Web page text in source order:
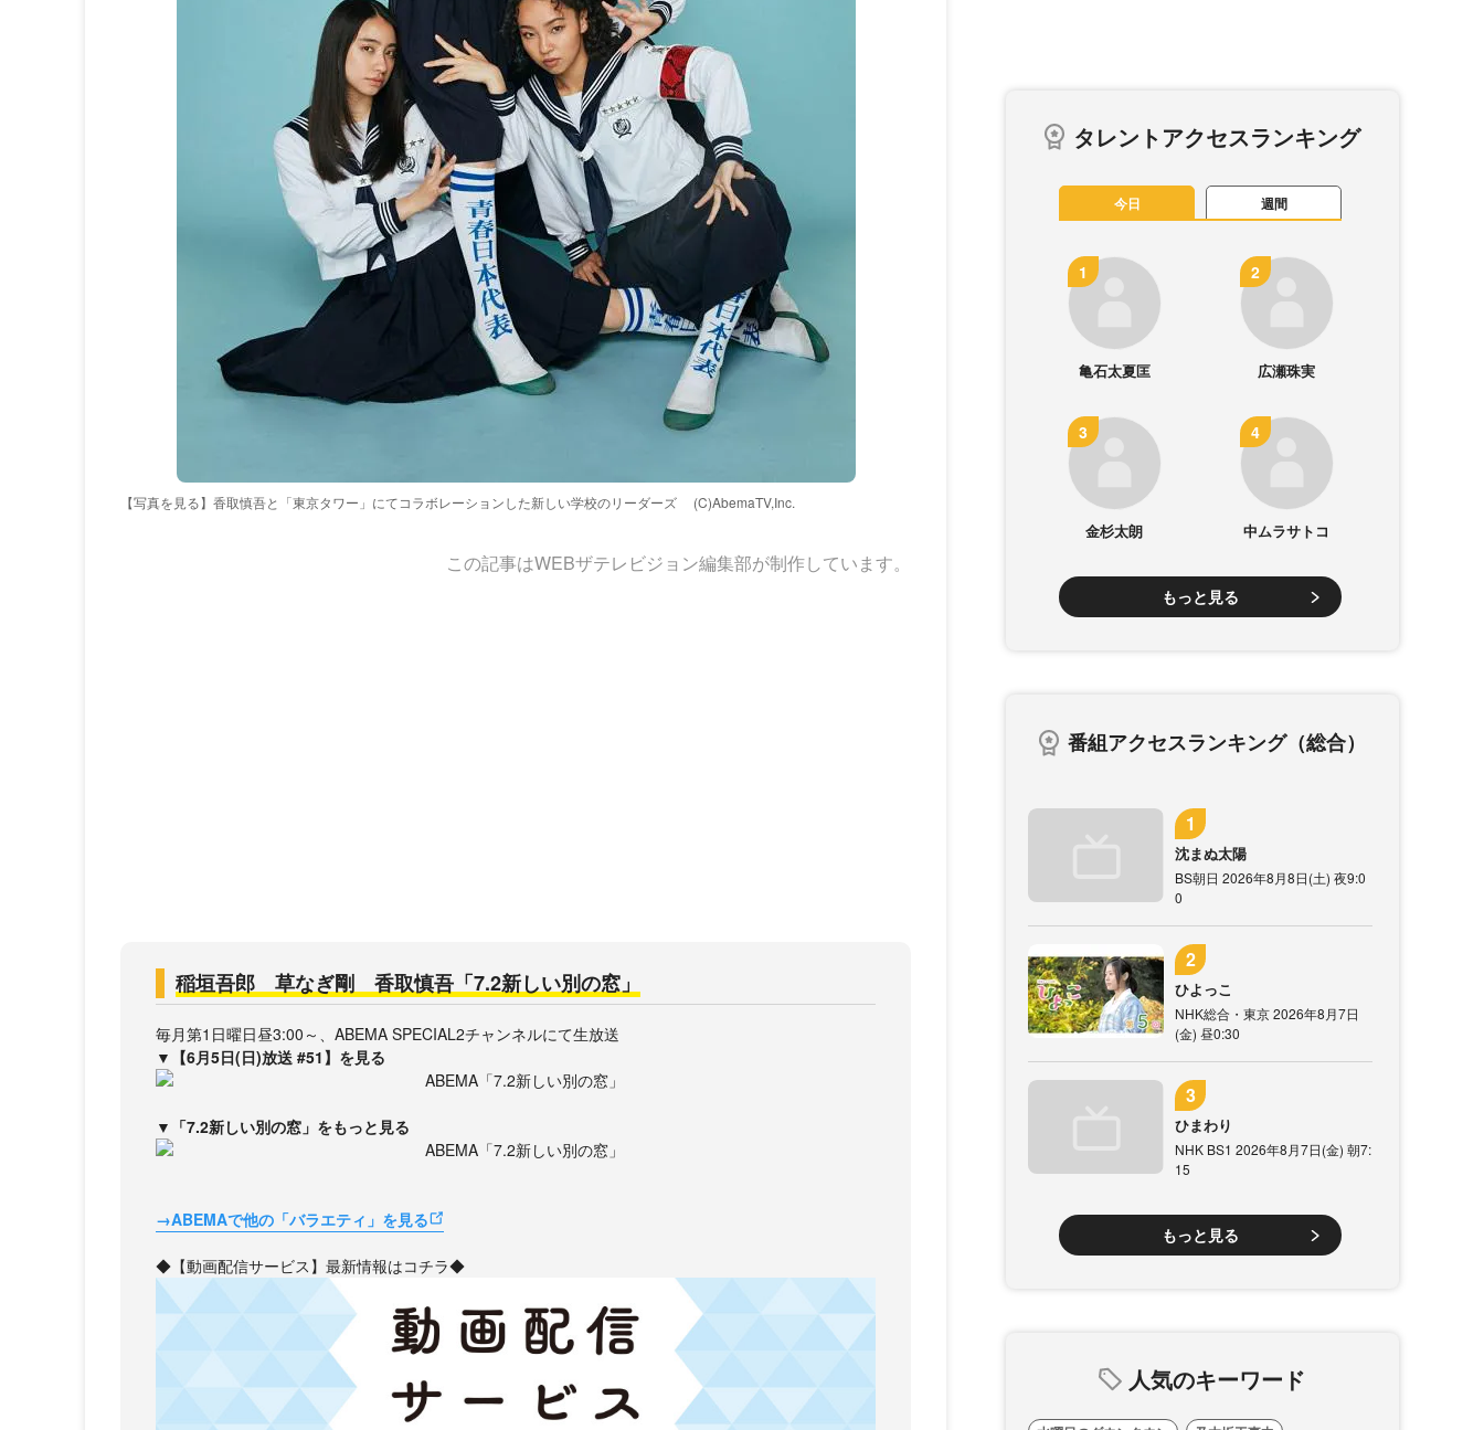
【写真を見る】香取慎吾と「東京タワー」にてコラボレーションした新しい学校のリーダーズ (C)AbemaTV,Inc.
この記事はWEBザテレビジョン編集部が制作しています。
稲垣吾郎 草なぎ剛 香取慎吾「7.2新しい別の窓」
毎月第1日曜日昼3:00～、ABEMA SPECIAL2チャンネルにて生放送
▼【6月5日(日)放送 #51】を見る
▼「7.2新しい別の窓」をもっと見る
→ABEMAで他の「バラエティ」を見る
◆【動画配信サービス】最新情報はコチラ◆
タレントアクセスランキング
今日 週間
亀石太夏匡 広瀬珠実
金杉太朗 中ムラサトコ
もっと見る
番組アクセスランキング（総合）
沈まぬ太陽
BS朝日 2026年8月8日(土) 夜9:0
0
ひよっこ
NHK総合・東京 2026年8月7日
(金) 昼0:30
ひまわり
NHK BS1 2026年8月7日(金) 朝7:
15
もっと見る
人気のキーワード